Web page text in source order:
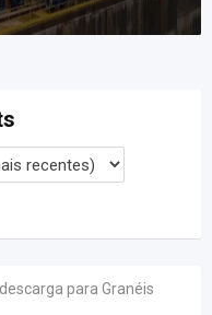
para Granéis